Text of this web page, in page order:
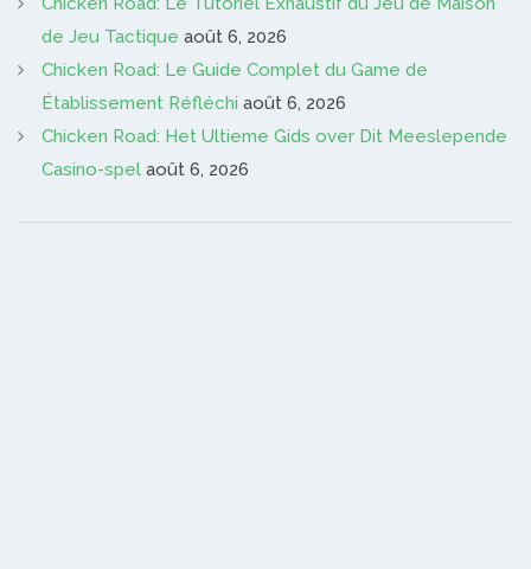
de Jeu Tactique août 6, 2026
Chicken Road: Le Guide Complet du Game de
Établissement Réfléchi août 6, 2026
Chicken Road: Het Ultieme Gids over Dit Meeslepende
Casino-spel août 6, 2026